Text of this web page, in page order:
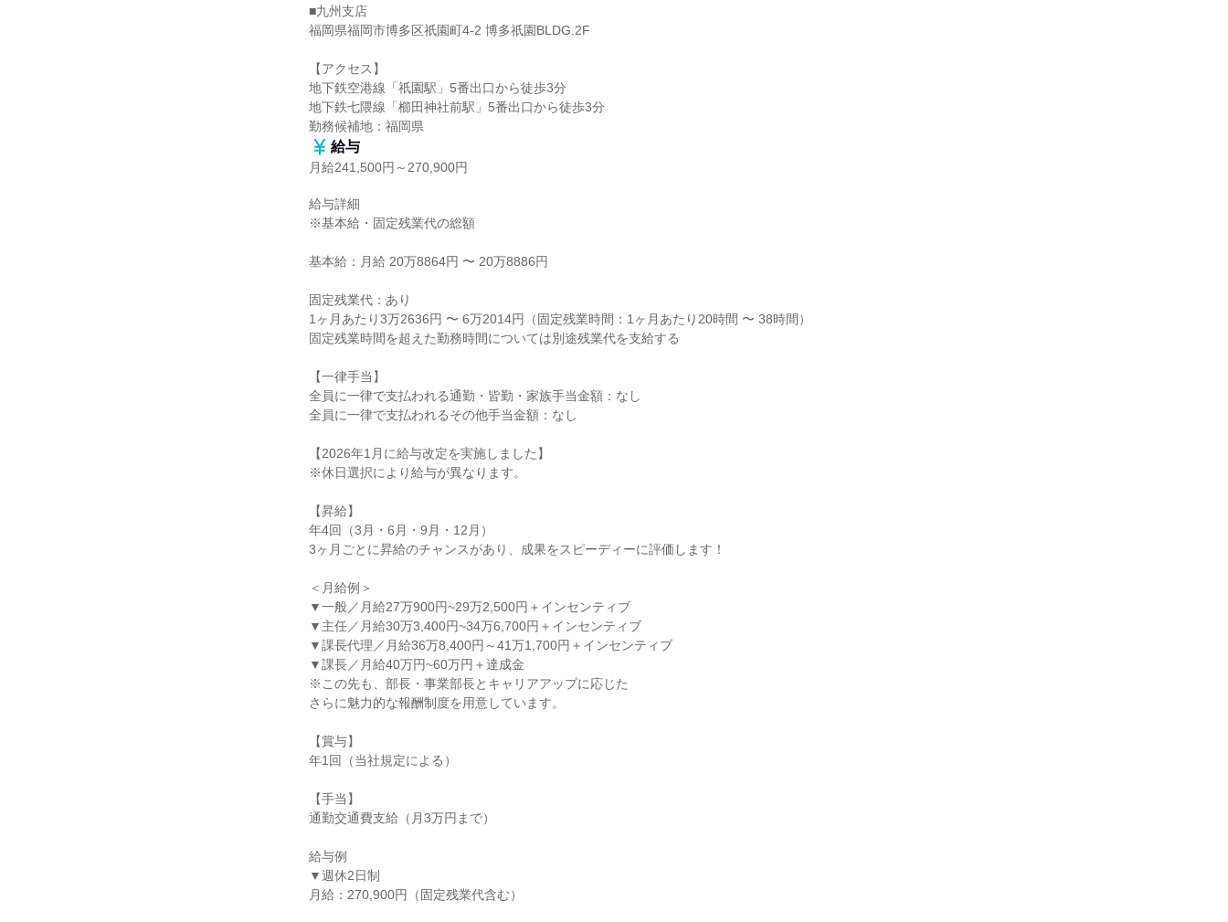
■九州支店
福岡県福岡市博多区祇園町4-2 博多祇園BLDG.2F
【アクセス】
地下鉄空港線「祇園駅」5番出口から徒歩3分
地下鉄七隈線「櫛田神社前駅」5番出口から徒歩3分
勤務候補地：福岡県
給与
月給241,500円～270,900円
給与詳細
※基本給・固定残業代の総額
基本給：月給 20万8864円 〜 20万8886円
固定残業代：あり
1ヶ月あたり3万2636円 〜 6万2014円（固定残業時間：1ヶ月あたり20時間 〜 38時間）
固定残業時間を超えた勤務時間については別途残業代を支給する
【一律手当】
全員に一律で支払われる通勤・皆勤・家族手当金額：なし
全員に一律で支払われるその他手当金額：なし
【2026年1月に給与改定を実施しました】
※休日選択により給与が異なります。
【昇給】
年4回（3月・6月・9月・12月）
3ヶ月ごとに昇給のチャンスがあり、成果をスピーディーに評価します！
＜月給例＞
▼一般／月給27万900円~29万2,500円＋インセンティブ
▼主任／月給30万3,400円~34万6,700円＋インセンティブ
▼課長代理／月給36万8,400円～41万1,700円＋インセンティブ
▼課長／月給40万円~60万円＋達成金
※この先も、部長・事業部長とキャリアアップに応じた
さらに魅力的な報酬制度を用意しています。
【賞与】
年1回（当社規定による）
【手当】
通勤交通費支給（月3万円まで）
給与例
▼週休2日制
月給：270,900円（固定残業代含む）